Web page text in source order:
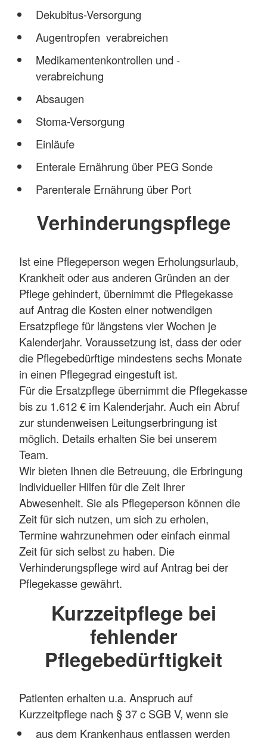
Dekubitus-Versorgung
Augentropfen verabreichen
Medikamentenkontrollen und -
verabreichung
Absaugen
Stoma-Versorgung
Einläufe
Enterale Ernährung über PEG Sonde
Parenterale Ernährung über Port
Verhinderungspflege
Ist eine Pflegeperson wegen Erholungsurlaub,
Krankheit oder aus anderen Gründen an der
Pflege gehindert, übernimmt die Pflegekasse
auf Antrag die Kosten einer notwendigen
Ersatzpflege für längstens vier Wochen je
Kalenderjahr. Voraussetzung ist, dass der oder
die Pflegebedürftige mindestens sechs Monate
in einen Pflegegrad eingestuft ist.
Für die Ersatzpflege übernimmt die Pflegekasse
bis zu 1.612 € im Kalenderjahr. Auch ein Abruf
zur stundenweisen Leitungserbringung ist
möglich. Details erhalten Sie bei unserem
Team.
Wir bieten Ihnen die Betreuung, die Erbringung
individueller Hilfen für die Zeit Ihrer
Abwesenheit. Sie als Pflegeperson können die
Zeit für sich nutzen, um sich zu erholen,
Termine wahrzunehmen oder einfach einmal
Zeit für sich selbst zu haben. Die
Verhinderungspflege wird auf Antrag bei der
Pflegekasse gewährt.
Kurzzeitpflege bei
fehlender
Pflegebedürftigkeit
Patienten erhalten u.a. Anspruch auf
Kurzzeitpflege nach § 37 c SGB V, wenn sie
aus dem Krankenhaus entlassen werden